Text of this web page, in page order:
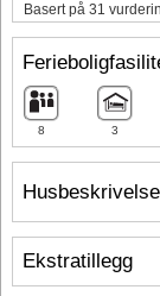
Husbeskrivelse
Basert på 31
8 3
Ekstratillegg